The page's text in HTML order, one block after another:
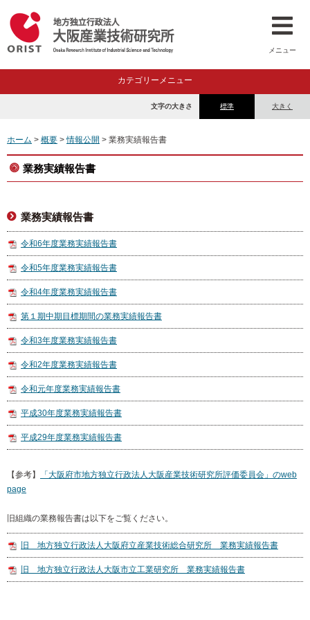
メニュー
カテゴリーメニュー
標準 大きく
文字の大きさ
ホーム > 概要 >情報公開 > 業務実績報告書
業務実績報告書
業務実績報告書
令和6年度業務実績報告書
令和5年度業務実績報告書
令和4年度業務実績報告書
第１期中期目標期間の業務実績報告書
令和3年度業務実績報告書
令和2年度業務実績報告書
令和元年度業務実績報告書
平成30年度業務実績報告書
平成29年度業務実績報告書
【参考】
「大阪府市地方独立行政法人大阪産業技術研究所評価委員会」のweb
page
旧組織の業務報告書は以下をご覧ください。
旧 地方独立行政法人大阪府立産業技術総合研究所 業務実績報告書
旧 地方独立行政法人大阪市立工業研究所 業務実績報告書